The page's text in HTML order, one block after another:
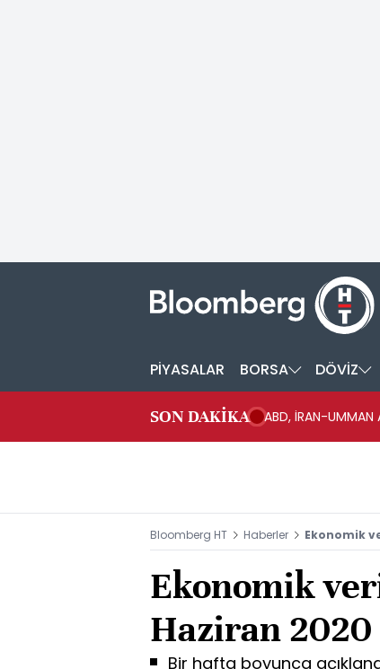
PİYASALAR BORSA DÖVİZ
SON DAKİKA ABD, İRAN-UMMAN
Bloomberg HT Haberler Ekonomik
Ekonomik
Haziran 2020
Bir hafta boyunca